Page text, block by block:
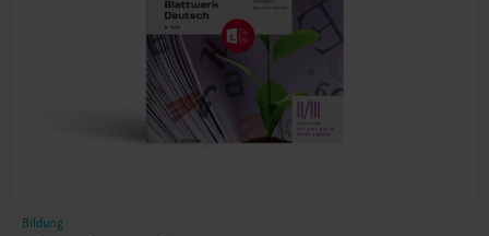
Bildung